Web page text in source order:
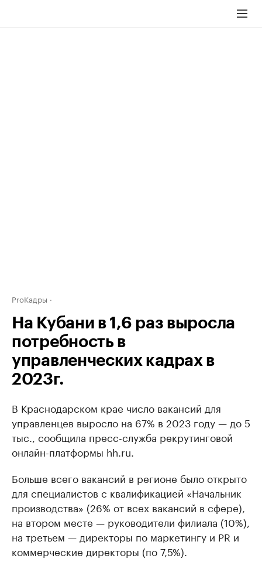
ProКадры
На Кубани в 1,6 раз выросла
потребность в
управленческих кадрах в
2023г.
В Краснодарском крае число вакансий для
управленцев выросло на 67% в 2023 году — до 5
тыс., сообщила пресс-служба рекрутинговой
онлайн-платформы hh.ru.
Больше всего вакансий в регионе было открыто
для специалистов с квалификацией «Начальник
производства» (26% от всех вакансий в сфере),
на втором месте — руководители филиала (10%),
на третьем — директоры по маркетингу и PR и
коммерческие директоры (по 7,5%).